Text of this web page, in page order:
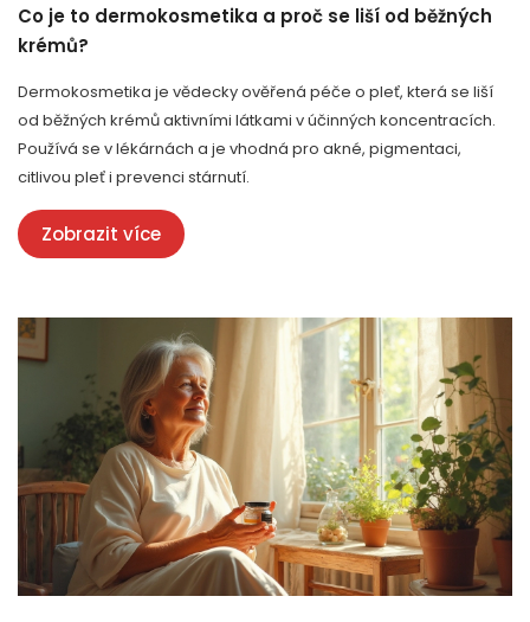
Co je to dermokosmetika a proč se liší od běžných
krémů?
Dermokosmetika je vědecky ověřená péče o pleť, která se liší
od běžných krémů aktivními látkami v účinných koncentracích.
Používá se v lékárnách a je vhodná pro akné, pigmentaci,
citlivou pleť i prevenci stárnutí.
Zobrazit více